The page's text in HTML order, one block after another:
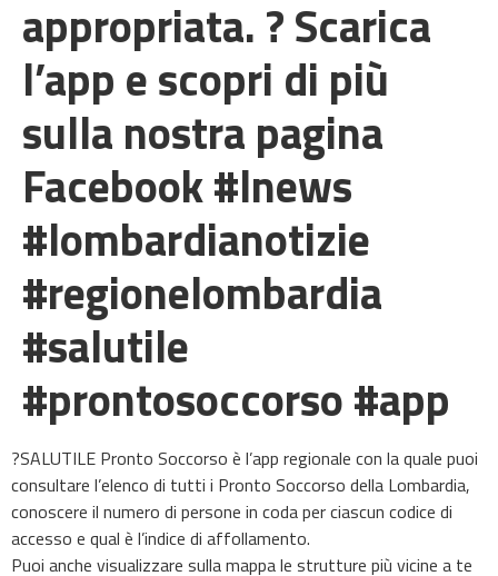
appropriata. ? Scarica
l’app e scopri di più
sulla nostra pagina
Facebook #lnews
#lombardianotizie
#regionelombardia
#salutile
#prontosoccorso #app
?SALUTILE Pronto Soccorso è l’app regionale con la quale puoi
consultare l’elenco di tutti i Pronto Soccorso della Lombardia,
conoscere il numero di persone in coda per ciascun codice di
accesso e qual è l’indice di affollamento.
Puoi anche visualizzare sulla mappa le strutture più vicine a te